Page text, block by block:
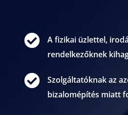

A fizikai üzlettel,
rendelkezőknek

Szolgáltatóknak az
bizalomépítés miatt